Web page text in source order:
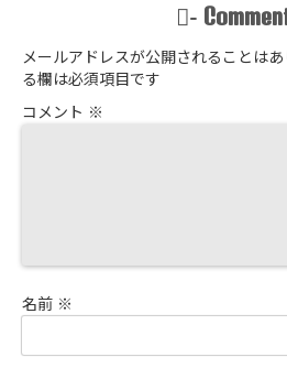
-
メールアドレスが公開されることはあ
る欄は必須項目です
コメント ※
名前 ※